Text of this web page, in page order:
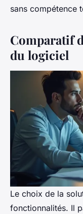
sans compétence
Comparatif
du logiciel
Le choix de la
fonctionnalités. Il